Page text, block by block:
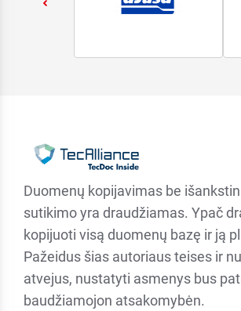
Duomenų kopijavimas be
sutikimo yra draudžiamas. Ypač
kopijuoti visą duomenų bazę ir ją
Pažeidus šias autoriaus teises ir
atvejus, nustatyti asmenys bus
baudžiamojon atsakomybėn.